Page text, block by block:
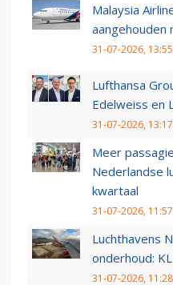
Malaysia
aangehouden
31-07-2026, 13:55
Lufthansa
Edelweiss en
31-07-2026, 13:17
Meer
Nederlandse
kwartaal
31-07-2026, 11:57
Luchthavens
onderhoud:
31-07-2026, 11:28